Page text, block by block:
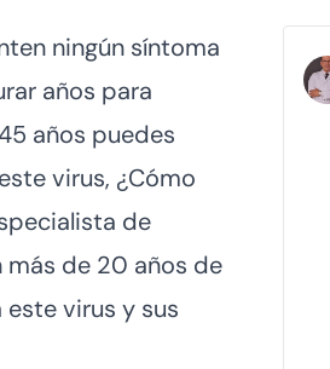
ningún síntoma
años para
años puedes
virus, ¿Cómo
de
más de 20 años de
este virus y sus